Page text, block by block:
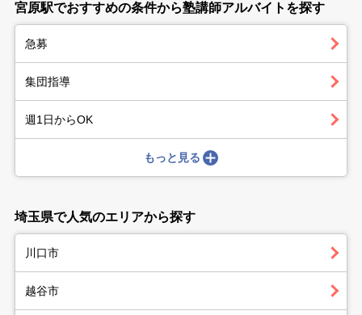
宮原駅でおすすめの条件から塾講師アルバイトを探す
急募
集団指導
週1日からOK
もっと見る
埼玉県で人気のエリアから探す
川口市
越谷市